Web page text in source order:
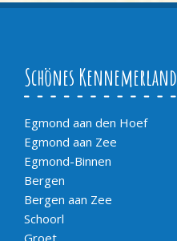
Schönes Kennemerland
Egmond aan den Hoef
Egmond aan Zee
Egmond-Binnen
Bergen
Bergen aan Zee
Schoorl
Groet